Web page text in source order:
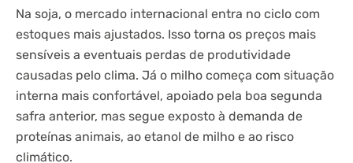
Na soja, o mercado internacional entra no ciclo com
estoques mais ajustados. Isso torna os preços mais
sensíveis a eventuais perdas de produtividade
causadas pelo clima. Já o milho começa com situação
interna mais confortável, apoiado pela boa segunda
safra anterior, mas segue exposto à demanda de
proteínas animais, ao etanol de milho e ao risco
climático.